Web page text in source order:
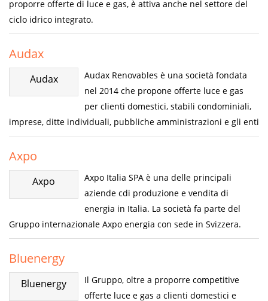
proporre offerte di luce e gas, è attiva anche nel settore del
ciclo idrico integrato.
Audax
Audax
Audax Renovables è una società fondata
nel 2014 che propone offerte luce e gas
per clienti domestici, stabili condominiali,
imprese, ditte individuali, pubbliche amministrazioni e gli enti
Axpo
Axpo
Axpo Italia SPA è una delle principali
aziende cdi produzione e vendita di
energia in Italia. La società fa parte del
Gruppo internazionale Axpo energia con sede in Svizzera.
Bluenergy
Bluenergy
Il Gruppo, oltre a proporre competitive
offerte luce e gas a clienti domestici e